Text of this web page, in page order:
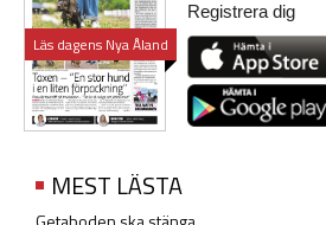
Läs dagens Nya Åland
Registrera dig
MEST LÄSTA